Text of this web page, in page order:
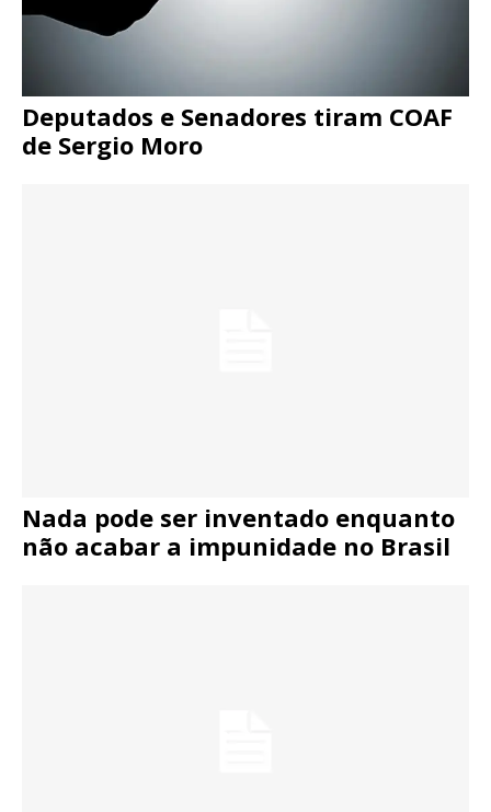
Deputados e Senadores tiram COAF
de Sergio Moro
Nada pode ser inventado enquanto
não acabar a impunidade no Brasil